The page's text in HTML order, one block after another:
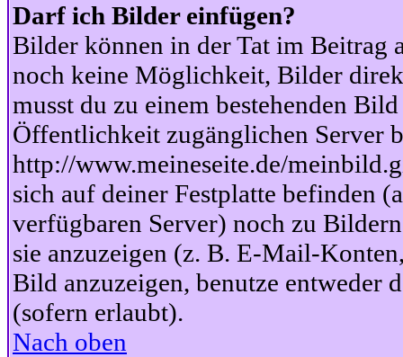
Darf ich Bilder einfügen?
Bilder können in der Tat im Beitrag
noch keine Möglichkeit, Bilder
musst du zu einem bestehenden
Öffentlichkeit zugänglichen Server
http://www.meineseite.de/
sich auf deiner Festplatte befinden
verfügbaren Server) noch zu
sie anzuzeigen (z. B. E-Mail-
Bild anzuzeigen, benutze
(sofern erlaubt).
Nach oben